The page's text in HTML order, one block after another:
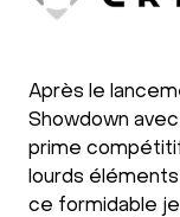
Après le
Showdown
prime
lourds
ce formidable